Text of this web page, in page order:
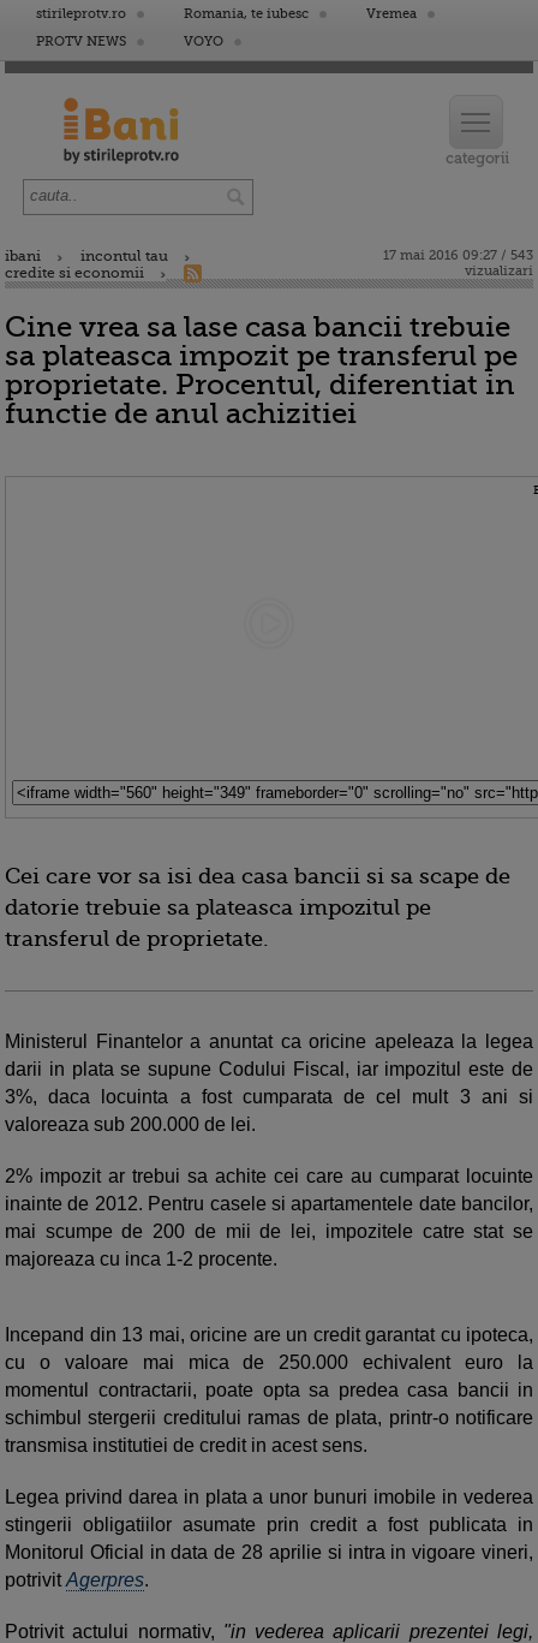
stirileprotv.ro Romania, te iubesc
Vremea
PROTV NEWS
VOYO
ibani
incontul tau
credite si economii
17 mai 2016 09:27 / 543
vizualizari
Cine vrea sa lase casa bancii trebuie
sa plateasca impozit pe transferul pe
proprietate. Procentul, diferentiat in
functie de anul achizitiei
Cei care vor sa isi dea casa bancii si sa scape de
datorie trebuie sa plateasca impozitul pe
transferul de proprietate.
Ministerul Finantelor a anuntat ca oricine apeleaza la legea
darii in plata se supune Codului Fiscal, iar impozitul este de
3%, daca locuinta a fost cumparata de cel mult 3 ani si
valoreaza sub 200.000 de lei.
2% impozit ar trebui sa achite cei care au cumparat locuinte
inainte de 2012. Pentru casele si apartamentele date bancilor,
mai scumpe de 200 de mii de lei, impozitele catre stat se
majoreaza cu inca 1-2 procente.
Incepand din 13 mai, oricine are un credit garantat cu ipoteca,
cu o valoare mai mica de 250.000 echivalent euro la
momentul contractarii, poate opta sa predea casa bancii in
schimbul stergerii creditului ramas de plata, printr-o notificare
transmisa institutiei de credit in acest sens.
Legea privind darea in plata a unor bunuri imobile in vederea
stingerii obligatiilor asumate prin credit a fost publicata in
Monitorul Oficial in data de 28 aprilie si intra in vigoare vineri,
potrivitAgerpres.
Potrivit actului normativ, "in vederea aplicarii prezentei legi,